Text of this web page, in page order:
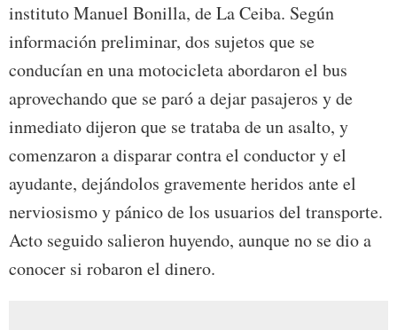
instituto Manuel Bonilla, de La Ceiba. Según
información preliminar, dos sujetos que se
conducían en una motocicleta abordaron el bus
aprovechando que se paró a dejar pasajeros y de
inmediato dijeron que se trataba de un asalto, y
comenzaron a disparar contra el conductor y el
ayudante, dejándolos gravemente heridos ante el
nerviosismo y pánico de los usuarios del transporte.
Acto seguido salieron huyendo, aunque no se dio a
conocer si robaron el dinero.